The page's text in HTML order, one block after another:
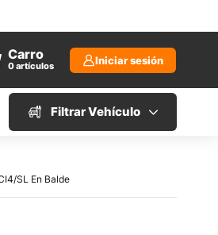
Carro
0artículos Iniciar sesión
Filtrar Vehículo
SL En Balde